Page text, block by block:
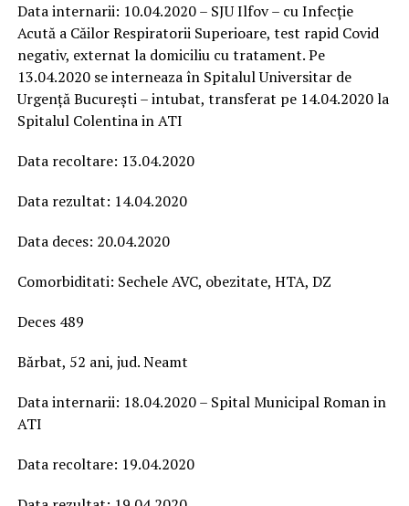
Data internarii: 10.04.2020 – SJU Ilfov – cu Infecție
Acută a Căilor Respiratorii Superioare, test rapid Covid
negativ, externat la domiciliu cu tratament. Pe
13.04.2020 se interneaza în Spitalul Universitar de
Urgență București – intubat, transferat pe 14.04.2020 la
Spitalul Colentina in ATI
Data recoltare: 13.04.2020
Data rezultat: 14.04.2020
Data deces: 20.04.2020
Comorbiditati: Sechele AVC, obezitate, HTA, DZ
Deces 489
Bărbat, 52 ani, jud. Neamt
Data internarii: 18.04.2020 – Spital Municipal Roman in
ATI
Data recoltare: 19.04.2020